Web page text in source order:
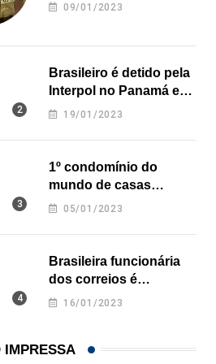
09/01/2023
Brasileiro é detido pela
Interpol no Panamá e
pode pegar prisão
19/01/2023
1º condomínio do
mundo de casas
impressas em 3D é
05/01/2023
Brasileira funcionária
dos correios é
assassinada a facadas
16/01/2023
IMPRESSA